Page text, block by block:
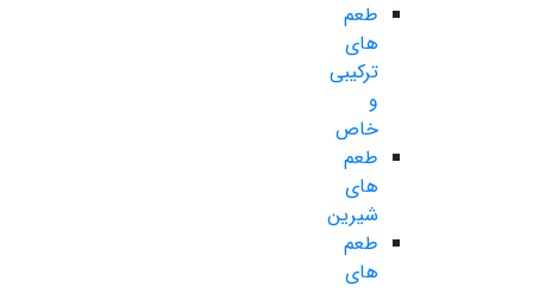
طعم
های
ترکیبی
و
خاص
طعم
های
شیرین
طعم
های